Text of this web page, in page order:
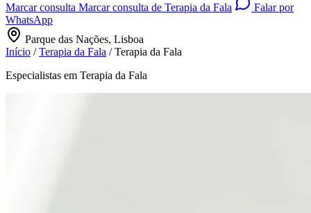
Marcar consulta Marcar consulta de Terapia da Fala
Falar por
WhatsApp
Parque das Nações, Lisboa
Início / Terapia da Fala / Terapia da Fala
Especialistas em Terapia da Fala